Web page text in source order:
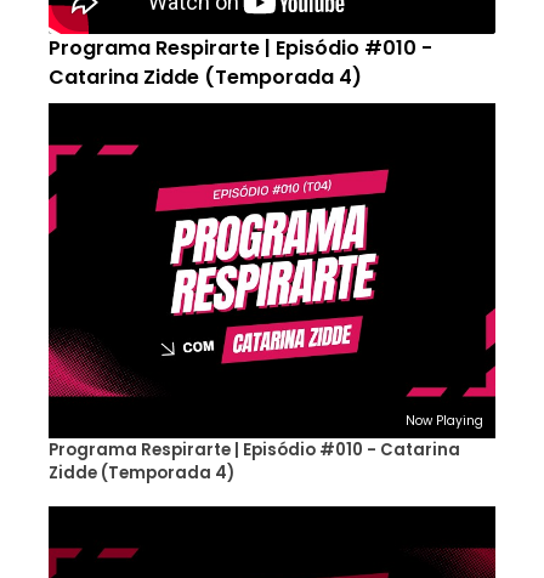
Programa Respirarte | Episódio #010 -
Catarina Zidde (Temporada 4)
Now Playing
Programa Respirarte | Episódio #010 - Catarina
Zidde (Temporada 4)